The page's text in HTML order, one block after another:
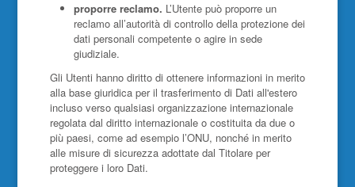
proporre reclamo. L’Utente può proporre un
reclamo all’autorità di controllo della protezione dei
dati personali competente o agire in sede
giudiziale.
Gli Utenti hanno diritto di ottenere informazioni in merito
alla base giuridica per il trasferimento di Dati all'estero
incluso verso qualsiasi organizzazione internazionale
regolata dal diritto internazionale o costituita da due o
più paesi, come ad esempio l’ONU, nonché in merito
alle misure di sicurezza adottate dal Titolare per
proteggere i loro Dati.